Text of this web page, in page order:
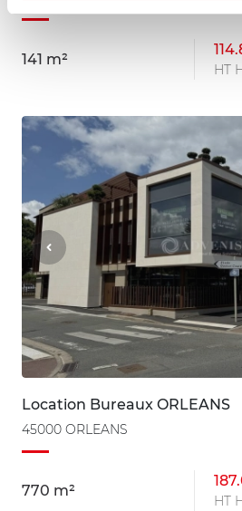
141 m²
HT
Location Bureaux ORLEANS
45000 ORLEANS
770 m²
HT